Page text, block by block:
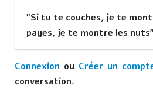
"Si tu te couches, je te
payes, je te montre les
Connexion ou Créer un
conversation.